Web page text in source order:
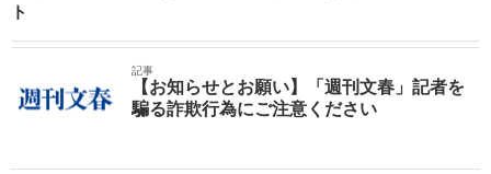
ト
記事
【お知らせとお願い】「週刊文春」記者を
騙る詐欺行為にご注意ください